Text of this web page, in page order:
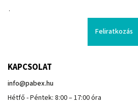
.
Feliratkozás
KAPCSOLAT
info@pabex.hu
Hétfő - Péntek: 8:00 – 17:00 óra